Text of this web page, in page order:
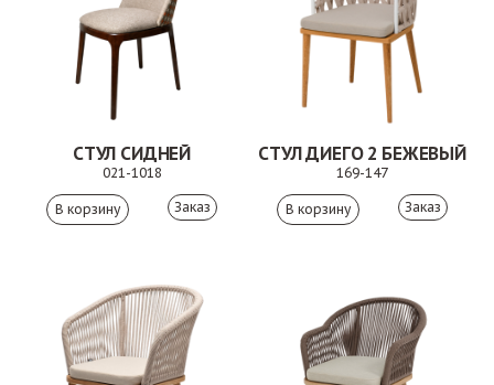
СТУЛ СИДНЕЙ
021-1018
Заказ
СТУЛ ДИЕГО 2 БЕЖЕВЫЙ
169-147
Заказ